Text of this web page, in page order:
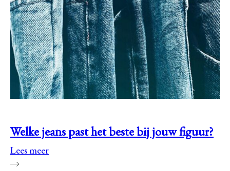
Welke jeans past het beste bij jouw figuur?
Lees meer